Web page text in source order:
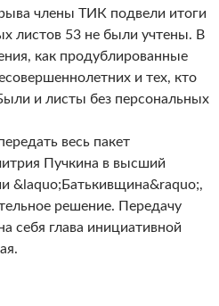
члены ТИК подвели итоги
листов 53 не были учтены. В
как продублированные
и тех, кто
и листы без персональных
весь пакет
Пучкина в высший
&laquo;Батькивщина&raquo;,
решение. Передачу
себя глава инициативной